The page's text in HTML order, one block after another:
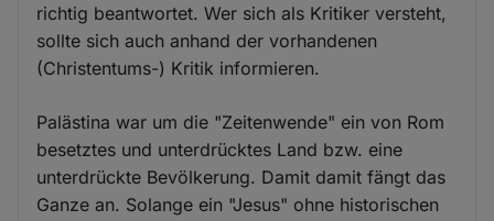
richtig beantwortet. Wer sich als Kritiker versteht,
sollte sich auch anhand der vorhandenen
(Christentums-) Kritik informieren.
Palästina war um die "Zeitenwende" ein von Rom
besetztes und unterdrücktes Land bzw. eine
unterdrückte Bevölkerung. Damit damit fängt das
Ganze an. Solange ein "Jesus" ohne historischen